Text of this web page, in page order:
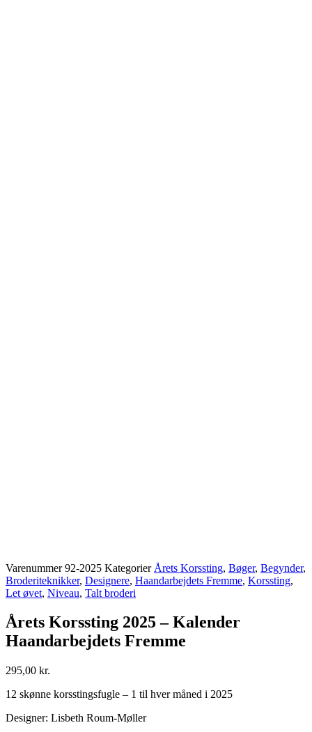
Varenummer92-2025 Kategorier Årets Korssting, Bøger, Begynder,
Broderiteknikker, Designere, Haandarbejdets Fremme, Korssting,
Let øvet, Niveau, Talt broderi
Årets Korssting 2025 – Kalender
Haandarbejdets Fremme
295,00 kr.
12 skønne korsstingsfugle – 1 til hver måned i 2025
Designer: Lisbeth Roum-Møller